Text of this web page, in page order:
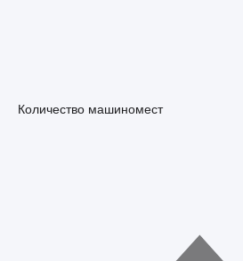
Количество машиномест